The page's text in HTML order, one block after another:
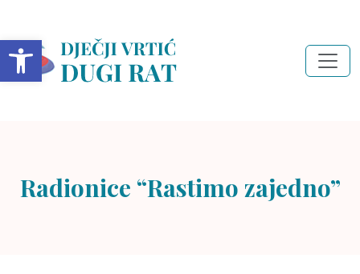
Open toolbar
Radionice “Rastimo zajedno”